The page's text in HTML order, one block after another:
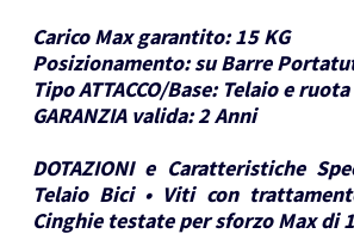
Carico Max garantito: 15 KG
Posizionamento: su Barre
Tipo ATTACCO/Base: Telaio e ruota
GARANZIA valida:2 Anni
DOTAZIONI e Caratteristiche
Telaio Bici • Viti con
Cinghie testate per sforzo Max di